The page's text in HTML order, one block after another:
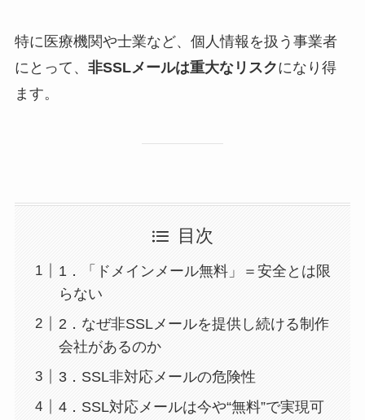
特に医療機関や士業など、個人情報を扱う事業者
にとって、 非SSLメールは重大なリスクになり得
ます。
目次
1．「ドメインメール無料」＝安全とは限
らない
2．なぜ非SSLメールを提供し続ける制作
会社があるのか
3．SSL非対応メールの危険性
4．SSL対応メールは今や“無料”で実現可